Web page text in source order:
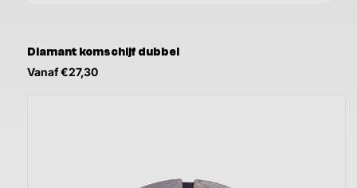
Diamant komschijf dubbel
Vanaf €27,30